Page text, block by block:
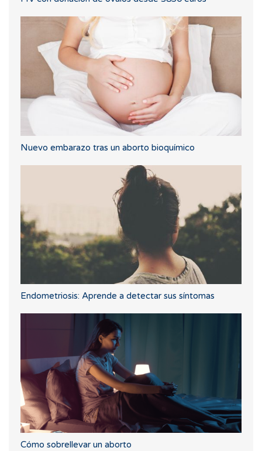
Nuevo embarazo tras un aborto bioquímico
Endometriosis: Aprende a detectar sus síntomas
Cómo sobrellevar un aborto